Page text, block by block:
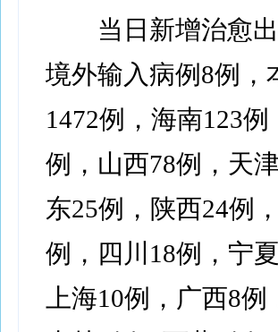
当日新增治愈出
境外输入病例8例，
1472例，海南123
例，山西78例，天
东25例，陕西24例
例，四川18例，宁
上海10例，广西8